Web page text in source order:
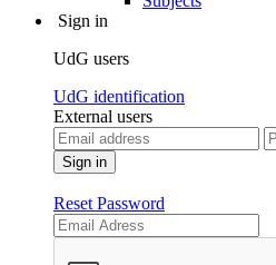
Sign in
UdG users
UdG identification
External users
Reset Password